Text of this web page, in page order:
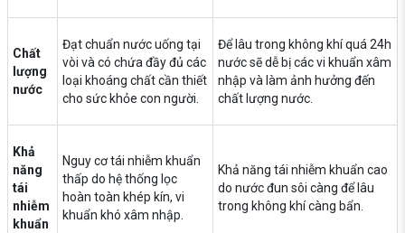
Chất
lượng
nước
Đạt chuẩn nước uống tại
vòi và có chứa đầy đủ các
loại khoáng chất cần thiết
cho sức khỏe con người.
Để lâu trong không khí quá 24h
nước sẽ dễ bị các vi khuẩn xâm
nhập và làm ảnh hưởng đến
chất lượng nước.
Khả
năng
tái
nhiễm
khuẩn
Nguy cơ tái nhiễm khuẩn
thấp do hệ thống lọc
hoàn toàn khép kín, vi
khuẩn khó xâm nhập.
Khả năng tái nhiễm khuẩn cao
do nước đun sôi càng để lâu
trong không khí càng bẩn.